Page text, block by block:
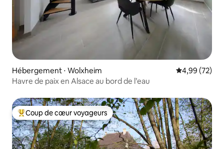
Hébergement ⋅ Wolxheim Évaluation
4,99 (72)
Havre de paix en Alsace au bord de l’eau
Coups de cœur voyageurs les plus appréciés
Coup de cœur voyageurs